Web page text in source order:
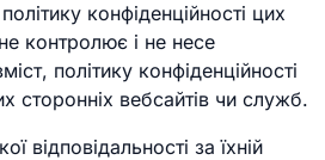
конфіденційності цих
контролює і не несе
політику конфіденційності
сторонніх вебсайтів чи служб.
відповідальності за їхній